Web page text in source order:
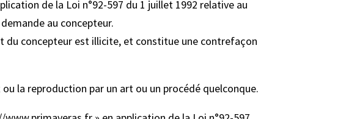
de la Loi n°92-597 du 1 juillet 1992 relative au
au concepteur.
concepteur est illicite, et constitue une contrefaçon
la reproduction par un art ou un procédé quelconque.